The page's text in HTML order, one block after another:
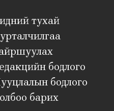
тухай
бодлого
бодлого
барих